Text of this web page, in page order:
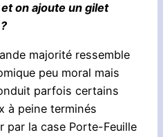
on ajoute un gilet
majorité ressemble
peu moral mais
parfois certains
à peine terminés
par la case Porte-Feuille